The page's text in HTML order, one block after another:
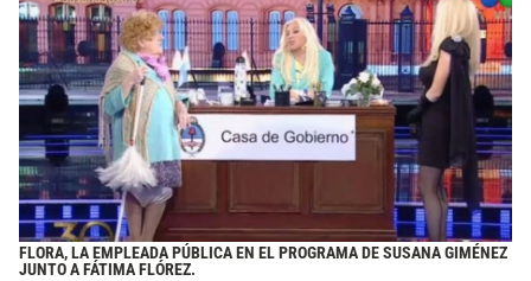
FLORA, LA EMPLEADA PÚBLICA EN EL PROGRAMA DE SUSANA GIMÉNEZ
JUNTO A FÁTIMA FLÓREZ.